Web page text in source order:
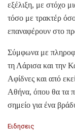
εξέλιξη, με στόχο
τόσο με τρακτέρ
επαναφέρουν στο
Σύμφωνα με
τη Λάρισα και την
Αφίδνες και από
Αθήνα, όπου θα τα
σημείο για ένα
C
Ειδησεις